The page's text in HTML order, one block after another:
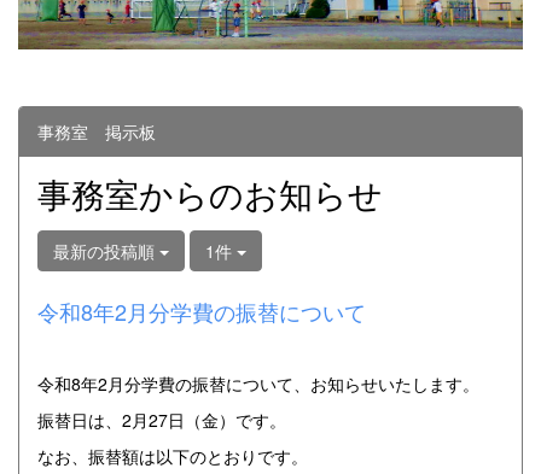
事務室 掲示板
事務室からのお知らせ
最新の投稿順 1件
令和8年2月分学費の振替について
令和8年2月分学費の振替について、お知らせいたします。
振替日は、2月27日（金）です。
なお、振替額は以下のとおりです。